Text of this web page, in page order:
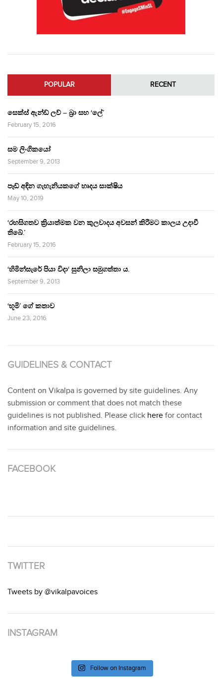
POPULAR RECENT
සෙක්ස් ඇන්ඩ් ලව් – බ්‍රා සහ ‘ලේ’
February 15, 2016
සම ලිංගිකයෝ
September 9, 2013
පෑඩ් අඳින ගැහැනියකගේ හෘදය සාක්ෂිය
May 10, 2019
‘රහසිගතව ක්‍රියාත්මක වන කුලවාදය අවසන් කිරීමට කාලය උදාවී
තිබේ.’
February 15, 2016
‘හිමින්සැරේ පියා විදා‘ සුනිලා සමුගත්තා ය.
September 9, 2013
‘භූමි’ ගේ කතාව
June 23, 2016
GUIDELINES & CONTACT
Content on Vikalpa is governed by site guidelines. Any
submission or comment that does not match these
guidelines is not published. Please click here for contact
information and site guidelines.
FACEBOOK
TWITTER
Tweets by @vikalpavoices
INSTAGRAM
Follow on Instagram